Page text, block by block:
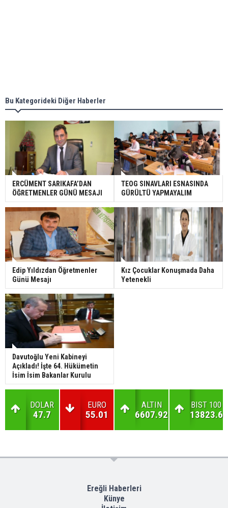
Bu Kategorideki Diğer Haberler
ERCÜMENT SARIKAFA’DAN
ÖĞRETMENLER GÜNÜ MESAJI
TEOG SINAVLARI ESNASINDA
GÜRÜLTÜ YAPMAYALIM
Edip Yıldızdan Öğretmenler
Günü Mesajı
Kız Çocuklar Konuşmada Daha
Yetenekli
Davutoğlu Yeni Kabineyi
Açıkladı! İşte 64. Hükümetin
İsim İsim Bakanlar Kurulu
DOLAR
47.7
EURO
55.01
ALTIN
6607.92
BIST 100
13823.6
Ereğli Haberleri
Künye